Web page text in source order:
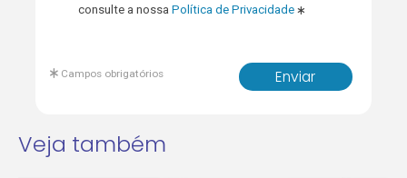
consulte a nossaPolítica de Privacidade
Enviar
Campos obrigatórios
Veja também